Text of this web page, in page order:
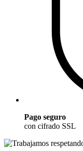
Pago seguro
con cifrado SSL